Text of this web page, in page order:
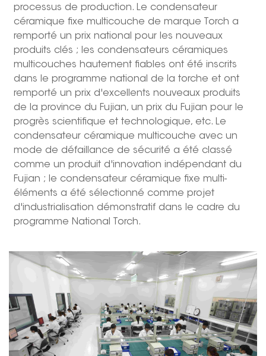
processus de production. Le condensateur
céramique fixe multicouche de marque Torch a
remporté un prix national pour les nouveaux
produits clés ; les condensateurs céramiques
multicouches hautement fiables ont été inscrits
dans le programme national de la torche et ont
remporté un prix d'excellents nouveaux produits
de la province du Fujian, un prix du Fujian pour le
progrès scientifique et technologique, etc. Le
condensateur céramique multicouche avec un
mode de défaillance de sécurité a été classé
comme un produit d'innovation indépendant du
Fujian ; le condensateur céramique fixe multi-
éléments a été sélectionné comme projet
d'industrialisation démonstratif dans le cadre du
programme National Torch.